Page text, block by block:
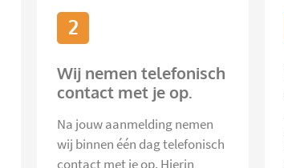
2
Wij nemen telefonisch
contact met je op.
Na jouw aanmelding nemen
wij binnen één dag telefonisch
contact met je op. Hierin